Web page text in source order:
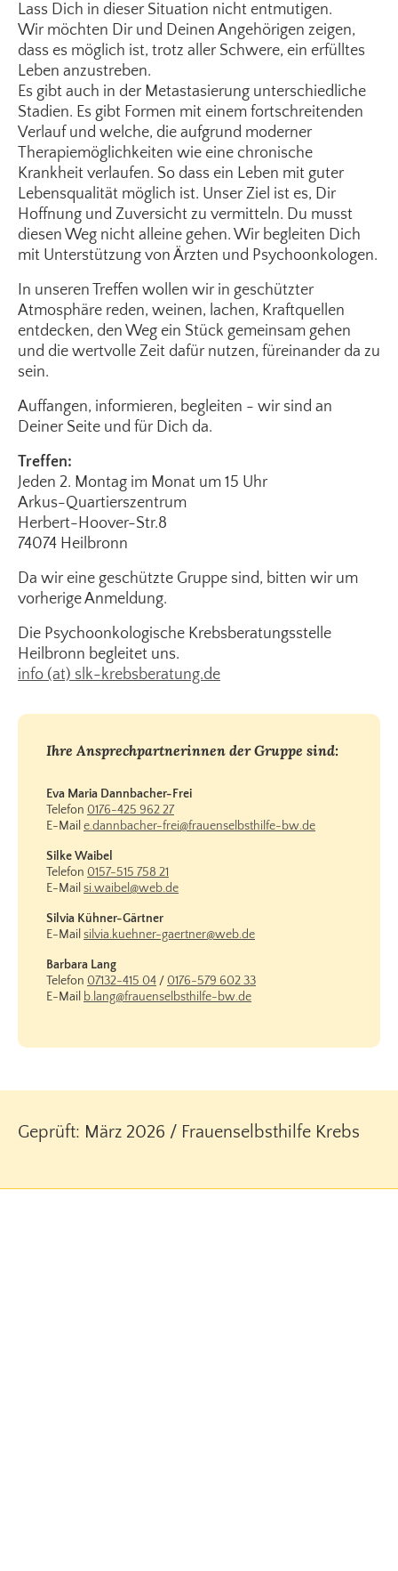
Lass Dich in dieser Situation nicht entmutigen.
Wir möchten Dir und Deinen Angehörigen zeigen,
dass es möglich ist, trotz aller Schwere, ein erfülltes
Leben anzustreben.
Es gibt auch in der Metastasierung unterschiedliche
Stadien. Es gibt Formen mit einem fortschreitenden
Verlauf und welche, die aufgrund moderner
Therapiemöglichkeiten wie eine chronische
Krankheit verlaufen. So dass ein Leben mit guter
Lebensqualität möglich ist. Unser Ziel ist es, Dir
Hoffnung und Zuversicht zu vermitteln. Du musst
diesen Weg nicht alleine gehen. Wir begleiten Dich
mit Unterstützung von Ärzten und Psychoonkologen.
In unseren Treffen wollen wir in geschützter
Atmosphäre reden, weinen, lachen, Kraftquellen
entdecken, den Weg ein Stück gemeinsam gehen
und die wertvolle Zeit dafür nutzen, füreinander da zu
sein.
Auffangen, informieren, begleiten - wir sind an
Deiner Seite und für Dich da.
Treffen:
Jeden 2. Montag im Monat um 15 Uhr
Arkus-Quartierszentrum
Herbert-Hoover-Str.8
74074 Heilbronn
Da wir eine geschützte Gruppe sind, bitten wir um
vorherige Anmeldung.
Die Psychoonkologische Krebsberatungsstelle
Heilbronn begleitet uns.
info (at) slk-krebsberatung.de
Ihre Ansprechpartnerinnen der Gruppe sind:
Eva Maria Dannbacher-Frei
Telefon 0176-425 962 27
E-Maile.dannbacher-frei@frauenselbsthilfe-bw.de
Silke Waibel
Telefon 0157-515 758 21
E-Mailsi.waibel@web.de
Silvia Kühner-Gärtner
E-Mailsilvia.kuehner-gaertner@web.de
Barbara Lang
Telefon 07132-415 04/ 0176-579 602 33
E-Mail b.lang@frauenselbsthilfe-bw.de
Geprüft: März 2026 / Frauenselbsthilfe Krebs